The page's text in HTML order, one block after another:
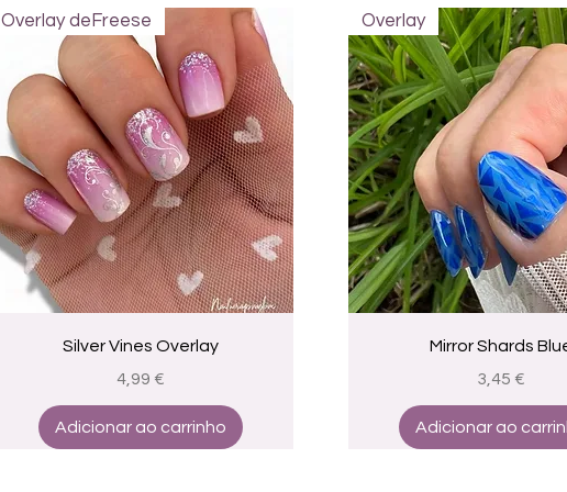
Visualização rápida
Overlay deFreese
Silver Vines Overlay
Preço
4,99 €
Adicionar ao carrinho
Visualização
Overlay
Mirror Shards
Preço
3,45 €
Adicionar ao